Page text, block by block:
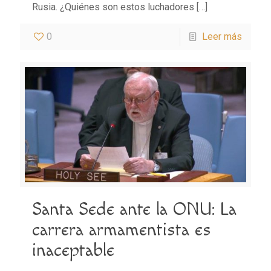
Rusia. ¿Quiénes son estos luchadores […]
0 Leer más
Santa Sede ante la ONU: La
carrera armamentista es
inaceptable